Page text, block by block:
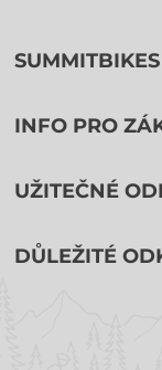
SUMMITBIKES
INFO PRO
UŽITEČNÉ
DŮLEŽITÉ